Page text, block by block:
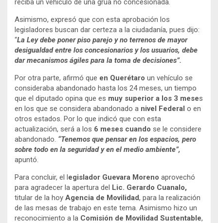
reciba un vehículo de una grúa no concesionada.
Asimismo, expresó que con esta aprobación los
legisladores buscan dar certeza a la ciudadanía, pues dijo:
“La Ley debe poner piso parejo y no terrenos de mayor
desigualdad entre los concesionarios y los usuarios, debe
dar mecanismos ágiles para la toma de decisiones”.
Por otra parte, afirmó que en Querétaro un vehículo se
consideraba abandonado hasta los 24 meses, un tiempo
que el diputado opina que es muy superior a los 3 meses
en los que se considera abandonado a nivel Federal o en
otros estados. Por lo que indicó que con esta
actualización, será a los 6 meses cuando se le considere
abandonado. “Tenemos que pensar en los espacios, pero
sobre todo en la seguridad y en el medio ambiente”,
apuntó.
Para concluir, el legislador Guevara Moreno aprovechó
para agradecer la apertura del Lic. Gerardo Cuanalo,
titular de la hoy Agencia de Movilidad, para la realización
de las mesas de trabajo en este tema. Asimismo hizo un
reconocimiento a la Comisión de Movilidad Sustentable,